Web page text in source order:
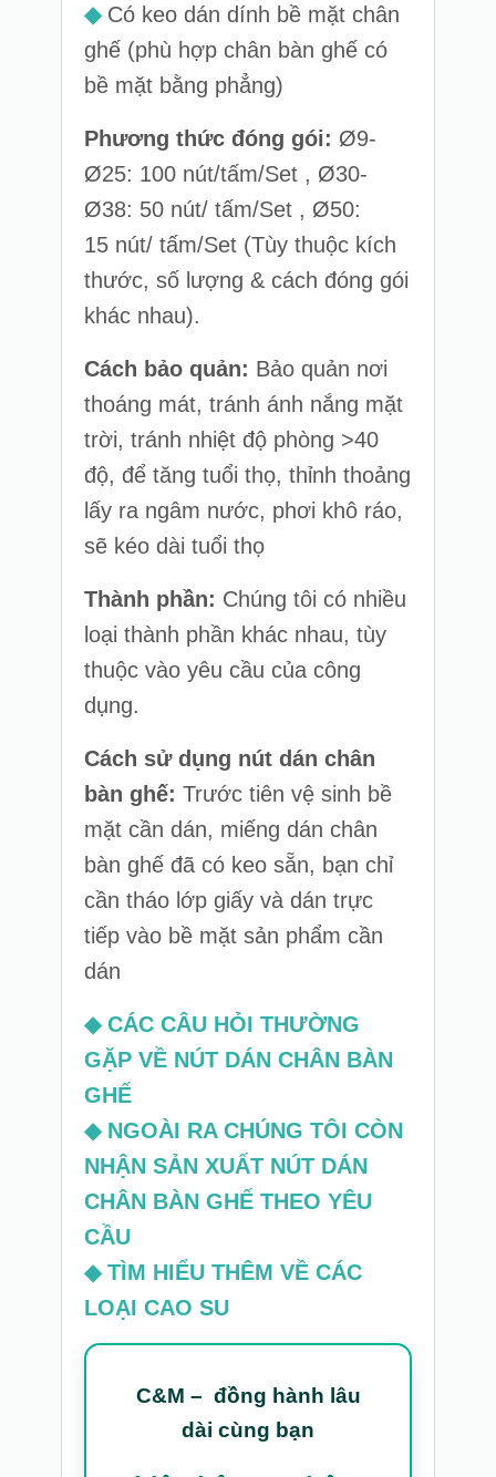
◆ Có keo dán dính bề mặt chân
ghế (phù hợp chân bàn ghế có
bề mặt bằng phẳng)
Phương thức đóng gói: Ø9-
Ø25: 100 nút/tấm/Set , Ø30-
Ø38: 50 nút/ tấm/Set , Ø50:
15 nút/ tấm/Set (Tùy thuộc kích
thước, số lượng & cách đóng gói
khác nhau).
Cách bảo quản: Bảo quản nơi
thoáng mát, tránh ánh nắng mặt
trời, tránh nhiệt độ phòng >40
độ, để tăng tuổi thọ, thỉnh thoảng
lấy ra ngâm nước, phơi khô ráo,
sẽ kéo dài tuổi thọ
Thành phần: Chúng tôi có nhiều
loại thành phần khác nhau, tùy
thuộc vào yêu cầu của công
dụng.
Cách sử dụng nút dán chân
bàn ghế: Trước tiên vệ sinh bề
mặt cần dán, miếng dán chân
bàn ghế đã có keo sẵn, bạn chỉ
cần tháo lớp giấy và dán trực
tiếp vào bề mặt sản phẩm cần
dán
◆CÁC CÂU HỎI THƯỜNG
GẶP VỀ NÚT DÁN CHÂN BÀN
GHẾ
◆NGOÀI RA CHÚNG TÔI CÒN
NHẬN SẢN XUẤT NÚT DÁN
CHÂN BÀN GHẾ THEO YÊU
CẦU
◆TÌM HIỂU THÊM VỀ CÁC
LOẠI CAO SU
C&M – đồng hành lâu
dài cùng bạn